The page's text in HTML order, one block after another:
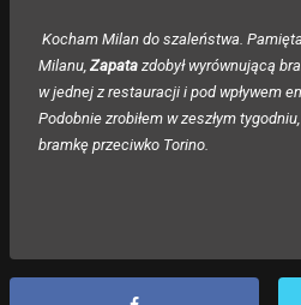
Kocham Milan do szaleństwa.
Milanu, Zapata zdobył wyrównującą
w jednej z restauracji i pod wpływem
Podobnie zrobiłem w zeszłym
bramkę przeciwko Torino.